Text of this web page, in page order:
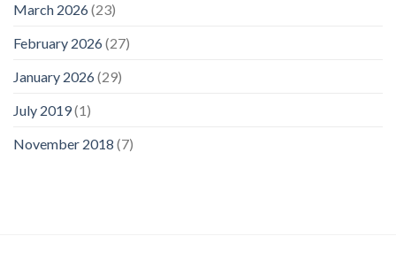
March 2026(23)
February 2026(27)
January 2026(29)
July 2019(1)
November 2018 (7)